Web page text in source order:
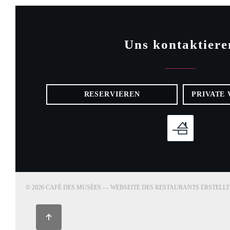
Uns
RESERVIEREN PRIVATE
© 2026 CAFÉ DES MUSÉES — WEBSEITE DES RESTAURANTS